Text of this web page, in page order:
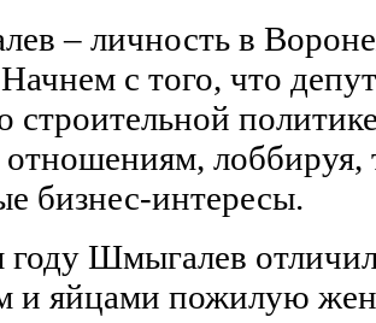
– личность в
с того, что
строительной
лоббируя,
бизнес-интересы.
Шмыгалев
и яйцами пожилую